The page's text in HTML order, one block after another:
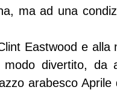
ma ad una
Eastwood e alla
divertito, da
arabesco